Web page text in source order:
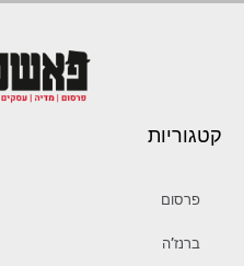
קטגוריות
פרסום
ברנז’ה